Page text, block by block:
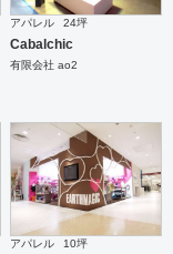
アパレル 24坪
Cabalchic
有限会社 ao2
アパレル 10坪